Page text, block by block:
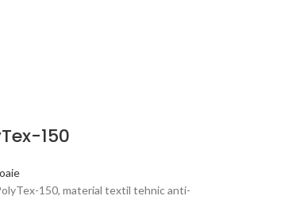
150
150, material textil tehnic anti-